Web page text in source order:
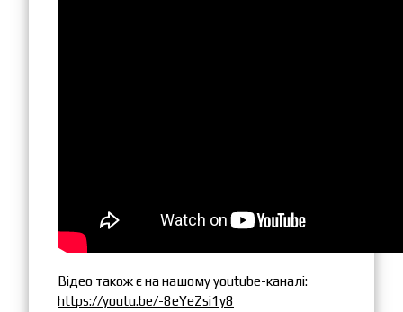
Відео такожє нанашомуyoutube-каналі:
https://youtu.be/-8eYeZsi1y8